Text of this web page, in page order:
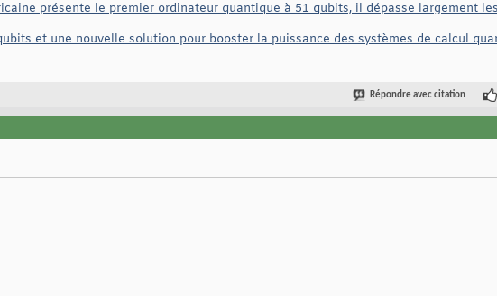
présente le premier ordinateur quantique à 51 qubits, il dépasse largement les
et une nouvelle solution pour booster la puissance des systèmes de calcul
Répondre avec citation